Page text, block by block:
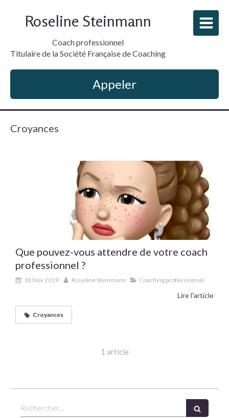
Roseline Steinmann
Coach professionnel
Titulaire de la Société Française de Coaching
Appeler
Croyances
Que pouvez-vous attendre de votre coach
professionnel ?
18 Nov 2019 Roseline Steinmann Coaching professionnel
Lire l'article
Croyances
1 article
Rechercher